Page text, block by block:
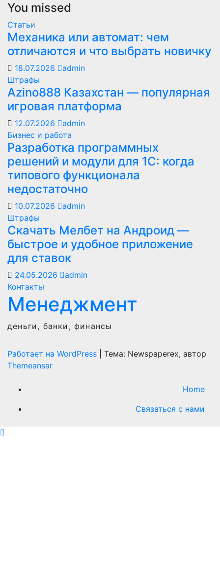
You missed
Статьи
Механика или автомат: чем
отличаются и что выбрать новичку
18.07.2026
admin
Штрафы
Azino888 Казахстан — популярная
игровая платформа
12.07.2026
admin
Бизнес и работа
Разработка программных
решений и модули для 1С: когда
типового функционала
недостаточно
10.07.2026
admin
Штрафы
Скачать Мелбет на Андроид —
быстрое и удобное приложение
для ставок
24.05.2026
admin
Контакты
Менеджмент
деньги, банки, финансы
Работает на WordPress
Тема: Newspaperex, автор
Themeansar
Home
Связаться с нами